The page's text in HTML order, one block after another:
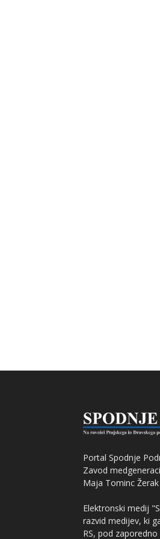
Portal Spodnje
Zavod
Maja Tominc Žerak
Elektronski medij
razvid medijev, ki
RS, pod